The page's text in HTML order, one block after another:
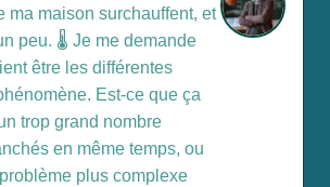
ma maison surchauffent, et
peu. 🌡️ Je me demande
être les différentes
Est-ce que ça
trop grand nombre
en même temps, ou
plus complexe